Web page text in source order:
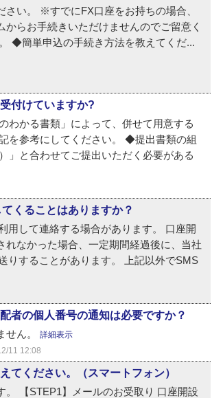
い。 ※すでにFX口座をお持ちの場合、
らお手続きいただけませんのでご留意く
◆簡単申込の手続き方法を教えてくだ...
付けていますか?
わかる書類」によって、併せて用意する
を参考にしてください。 ◆提出書類の組
」と合わせてご提出いただく必要がある
くることはありますか？
用して連絡する場合があります。 口座開
なかった場合、一定期間経過後に、当社
りすることがあります。 上記以外でSMS
者の個人番号の通知は必要ですか？
せん。
詳細表示
11 12:08
てください。（スマートフォン）
【STEP1】メールのお受取り 口座開設